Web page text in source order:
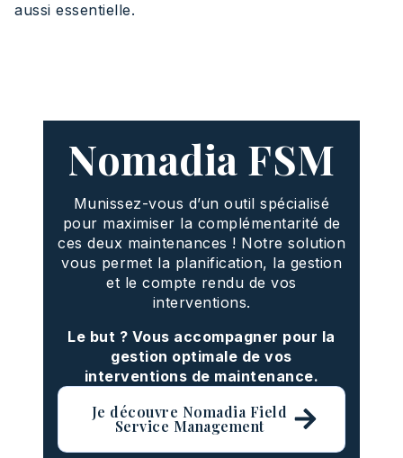
aussi essentielle.
Nomadia FSM
Munissez-vous d’un outil spécialisé
pour maximiser la complémentarité de
ces deux maintenances ! Notre solution
vous permet la planification, la gestion
et le compte rendu de vos
interventions.
Le but ? Vous accompagner pour la
gestion optimale de vos
interventions de maintenance.
Je découvre Nomadia Field
Service Management